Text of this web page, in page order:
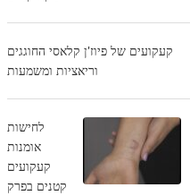
קעקועים של פיוז'ן קלאסי החוגגים
וריאציות ומשמעות
לחישות
אומנות
קעקועים
קטנים בפרק